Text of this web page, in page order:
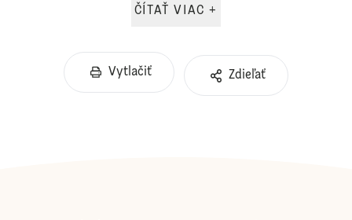
ČÍTAŤ VIAC +
Vytlačiť Zdieľať